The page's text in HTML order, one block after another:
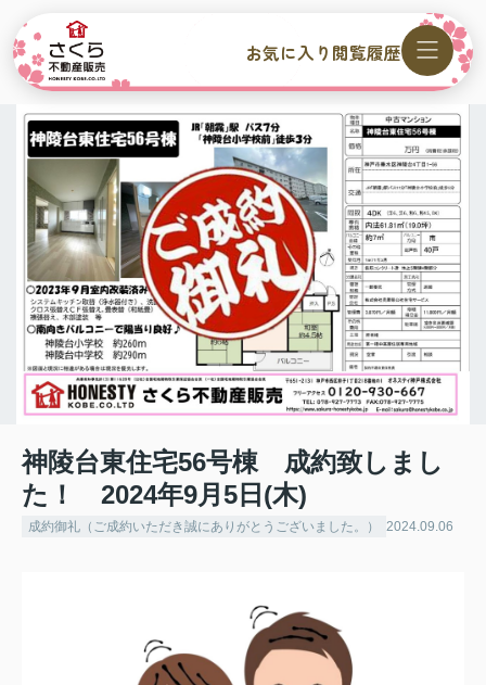
お気に入り 閲覧履歴
神陵台東住宅56号棟 成約致しまし
た！ 2024年9月5日(木)
成約御礼（ご成約いただき誠にありがとうございました。） 2024.09.06